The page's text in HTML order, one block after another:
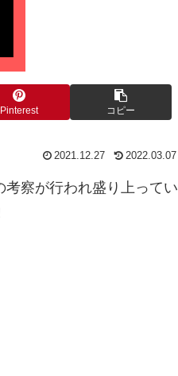
Pinterest コピー
2021.12.27 2022.03.07
察が行われ盛り上ってい